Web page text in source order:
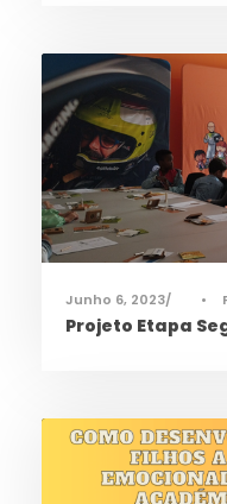
Junho 6, 2023 •
Projeto Etapa